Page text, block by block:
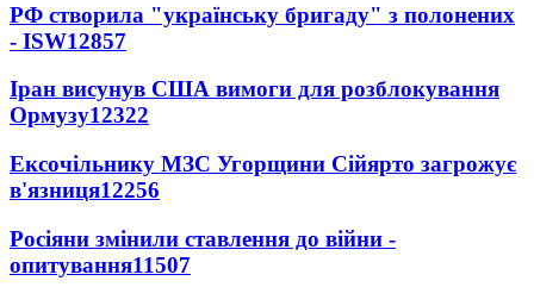
РФ створила "українську бригаду" з полонених
- ISW12857
Іран висунув США вимоги для розблокування
Ормузу12322
Ексочільнику МЗС Угорщини Сійярто загрожує
в'язниця12256
Росіяни змінили ставлення до війни -
опитування11507